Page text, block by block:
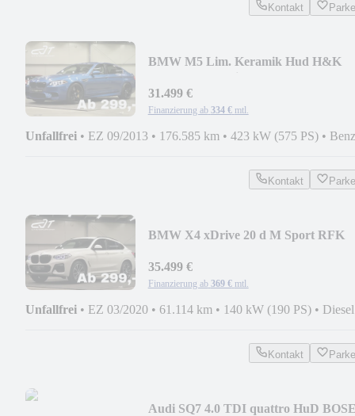
Kontakt
BMW M5 Lim. Keramik Hud H&K
31.499 €
Finanzierung ab 334 € mtl.
Unfallfrei • EZ 09/2013 • 176.585 km • 423 kW (575 PS) •
Kontakt
BMW X4 xDrive 20 d M Sport RFK
35.499 €
Finanzierung ab 369 € mtl.
Unfallfrei • EZ 03/2020 • 61.114 km • 140 kW (190 PS) • Diesel
Kontakt
Audi SQ7 4.0 TDI quattro HuD